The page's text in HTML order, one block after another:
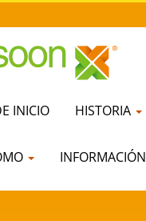
INICIO HISTORIA
INFORMACIÓN